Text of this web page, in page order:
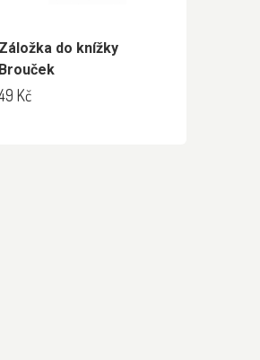
Záložka do knížky
Brouček
Kč